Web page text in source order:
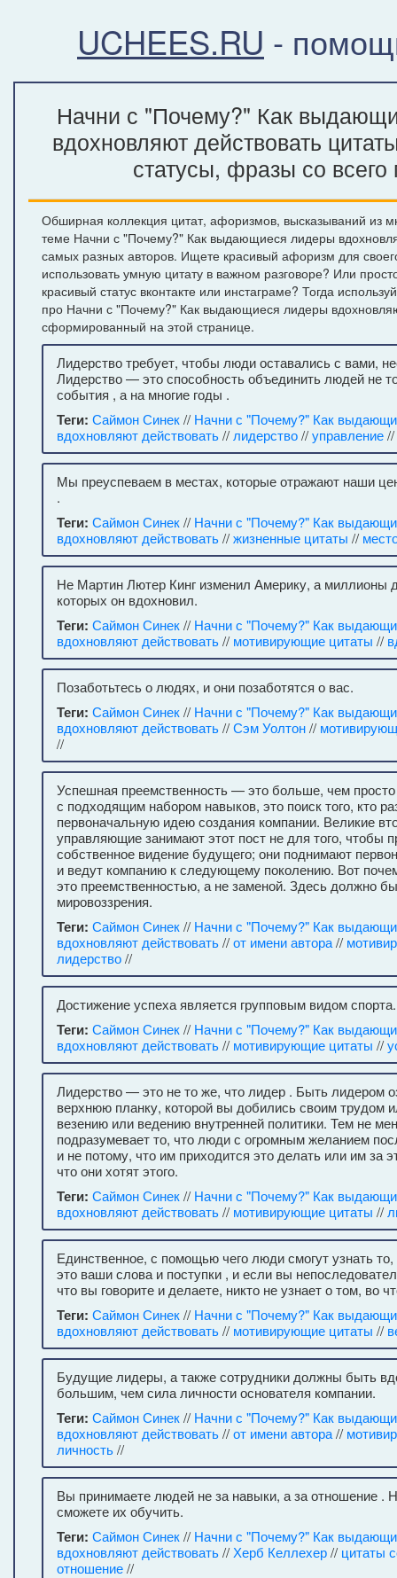
UCHEES.RU -
Начни с "Почему?" Как
вдохновляют действовать
статусы, фразы со
Обширная коллекция цитат, афоризмов, высказываний из
теме Начни с "Почему?" Как выдающиеся лидеры
самых разных авторов. Ищете красивый афоризм для
использовать умную цитату в важном разговоре? Или
красивый статус вконтакте или инстаграме? Тогда
про Начни с "Почему?" Как выдающиеся лидеры
сформированный на этой странице.
Лидерство требует, чтобы люди оставались с вами,
Лидерство — это способность объединить людей не
события , а на многие годы .
Теги: Саймон Синек// Начни с "Почему?" Как
вдохновляют действовать// лидерство//управление//
Мы преуспеваем в местах, которые отражают наши
.
Теги: Саймон Синек// Начни с "Почему?" Как
вдохновляют действовать//жизненные цитаты //
Не Мартин Лютер Кинг изменил Америку, а миллионы
которых он вдохновил.
Теги: Саймон Синек// Начни с "Почему?" Как
вдохновляют действовать// мотивирующие цитаты //
Позаботьтесь о людях, и они позаботятся о вас.
Теги: Саймон Синек// Начни с "Почему?" Как
вдохновляют действовать//Сэм Уолтон//
//
Успешная преемственность — это больше, чем
с подходящим набором навыков, это поиск того, кто
первоначальную идею создания компании. Великие
управляющие занимают этот пост не для того, чтобы
собственное видение будущего; они поднимают
и ведут компанию к следующему поколению. Вот
это преемственностью, а не заменой. Здесь должно
мировоззрения.
Теги: Саймон Синек// Начни с "Почему?" Как
вдохновляют действовать//от имени автора//
лидерство//
Достижение успеха является групповым видом спорта.
Теги: Саймон Синек// Начни с "Почему?" Как
вдохновляют действовать// мотивирующие цитаты //
Лидерство — это не то же, что лидер . Быть лидером
верхнюю планку, которой вы добились своим трудом
везению или ведению внутренней политики. Тем не
подразумевает то, что люди с огромным желанием
и не потому, что им приходится это делать или им за
что они хотят этого.
Теги: Саймон Синек// Начни с "Почему?" Как
вдохновляют действовать// мотивирующие цитаты //
Единственное, с помощью чего люди смогут узнать
это ваши слова и поступки , и если вы
что вы говорите и делаете, никто не узнает о том, во
Теги: Саймон Синек// Начни с "Почему?" Как
вдохновляют действовать// мотивирующие цитаты //
Будущие лидеры, а также сотрудники должны быть
большим, чем сила личности основателя компании.
Теги: Саймон Синек// Начни с "Почему?" Как
вдохновляют действовать//от имени автора//
личность//
Вы принимаете людей не за навыки, а за отношение .
сможете их обучить.
Теги: Саймон Синек// Начни с "Почему?" Как
вдохновляют действовать// Херб Келлехер// цитаты
отношение//